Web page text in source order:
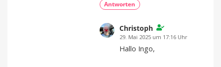
Antworten
Christoph
29. Mai 2025 um 17:16 Uhr
Hallo Ingo,